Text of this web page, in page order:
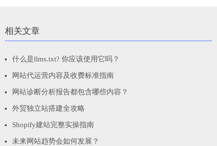
相关文章
什么是llms.txt? 你应该使用它吗？
网站代运营内容及收费标准指南
网站诊断分析报告都包含哪些内容？
外贸独立站搭建全攻略
Shopify建站完整实操指南
未来网站趋势会如何发展？